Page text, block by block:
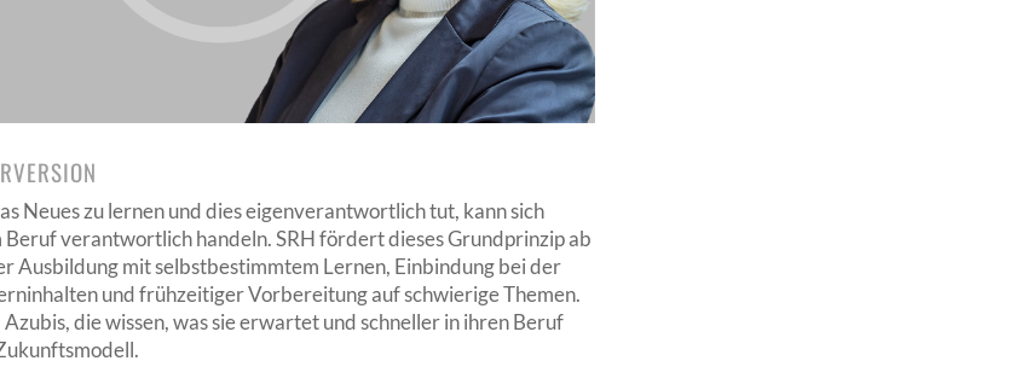
Neues zu lernen und dies eigenverantwortlich tut, kann sich
Beruf verantwortlich handeln. SRH fördert dieses Grundprinzip ab
Ausbildung mit selbstbestimmtem Lernen, Einbindung bei der
und frühzeitiger Vorbereitung auf schwierige Themen.
Azubis, die wissen, was sie erwartet und schneller in ihren Beruf